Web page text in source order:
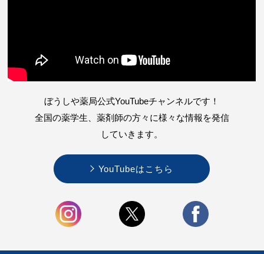
ぼうしや薬局公式YouTubeチャンネルです！
全国の薬学生、薬剤師の方々に様々な情報を発信
していきます。
YouTubeはこちら